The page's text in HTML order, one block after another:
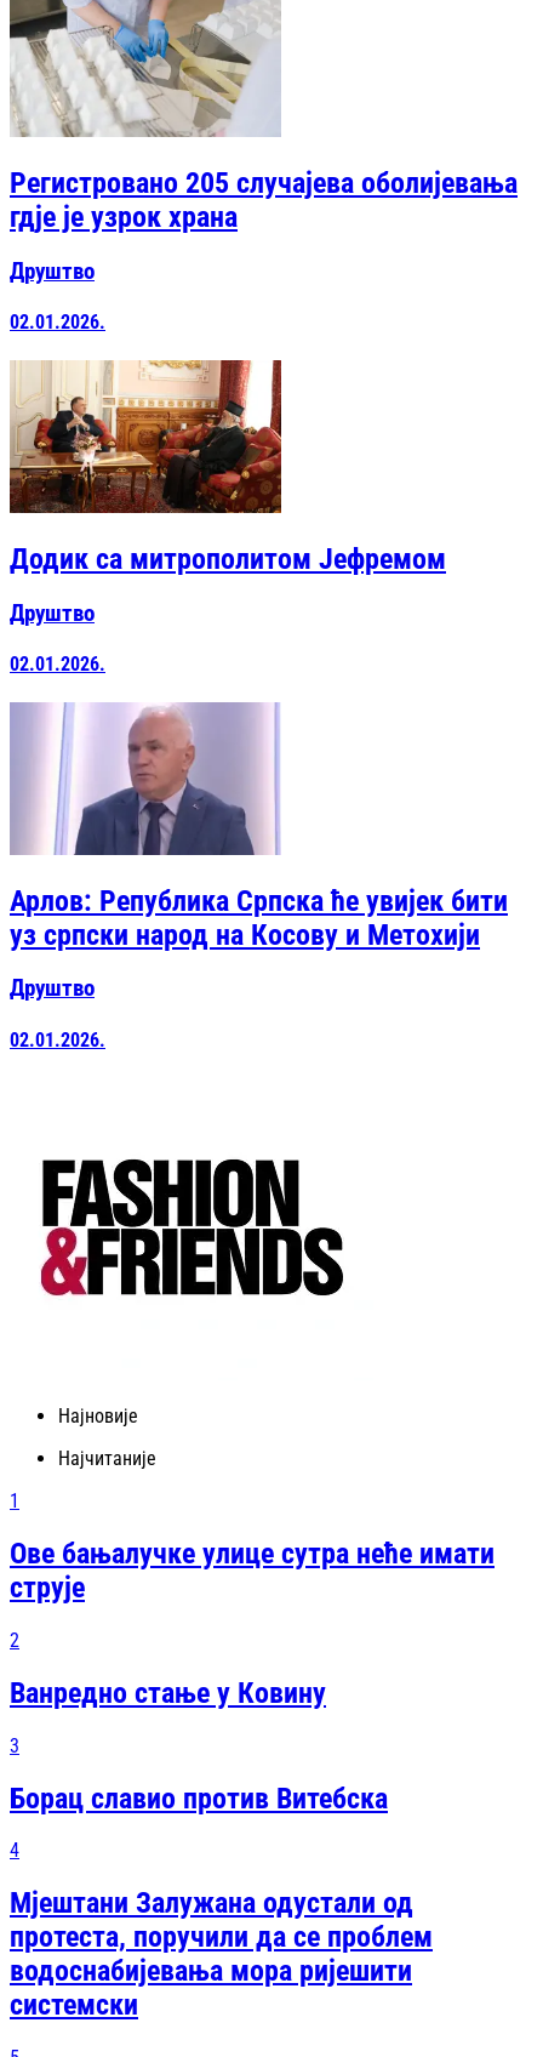
Регистровано 205 случајева оболијевања
гдје је узрок храна
Друштво
02.01.2026.
Додик са митрополитом Јефремом
Друштво
02.01.2026.
Арлов: Република Српска ће увијек бити
уз српски народ на Косову и Метохији
Друштво
02.01.2026.
Најновије
Најчитаније
1
Ове бањалучке улице сутра неће имати
струје
2
Ванредно стање у Ковину
3
Борац славио против Витебска
4
Мјештани Залужана одустали од
протеста, поручили да се проблем
водоснабијевања мора ријешити
системски